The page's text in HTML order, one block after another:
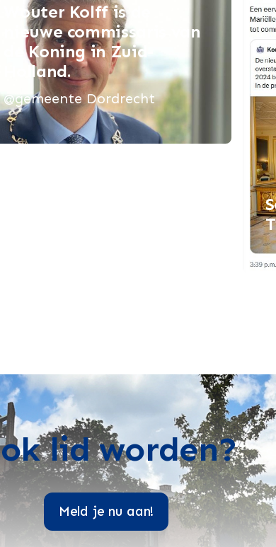
Wouter Kolff is de
nieuwe commissaris van
de Koning in Zuid-
Holland.
@gemeente Dordrecht
lid worden?
Meld je nu aan!